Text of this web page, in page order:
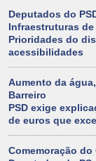
Deputados do
Infraestruturas
Prioridades do
acessibilidades
Aumento da
Barreiro
PSD exige
de euros que
Comemoração